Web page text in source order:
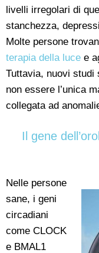
livelli irregolari di
stanchezza,
Molte persone
terapia della luce e
Tuttavia, nuovi studi
non essere l’unica
collegata ad
Il gene
Nelle persone
sane, i geni
circadiani
come CLOCK
e BMAL1